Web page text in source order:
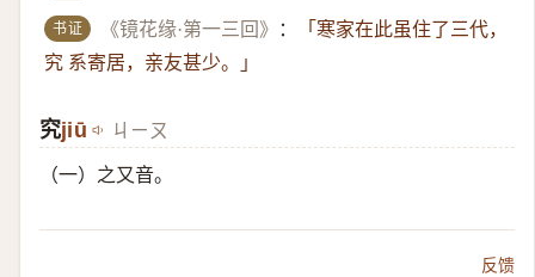
书证 《镜花缘·第一三回》 ：
「寒家在此虽住了三代，
究 系寄居，亲友甚少。」
究​jiū ㄐㄧㄡ
（一）​之又音。
反馈